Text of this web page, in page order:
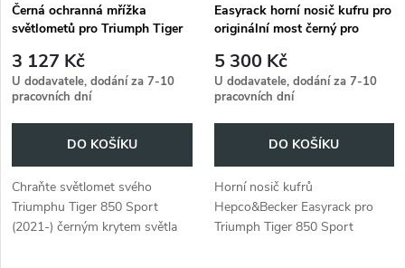
Černá ochranná mřížka
světlometů pro Triumph Tiger
3 127 Kč
U dodavatele, dodání za 7-10
pracovních dní
DO KOŠÍKU
Chraňte světlomet svého
Triumphu Tiger 850 Sport
(2021-) černým krytem světla
Easyrack horní nosič kufru pro
originální most černý pro
(2021-)
5 300 Kč
U dodavatele, dodání za 7-10
pracovních dní
DO KOŠÍKU
Horní nosič kufrů
Hepco&Becker Easyrack pro
Triumph Tiger 850 Sport